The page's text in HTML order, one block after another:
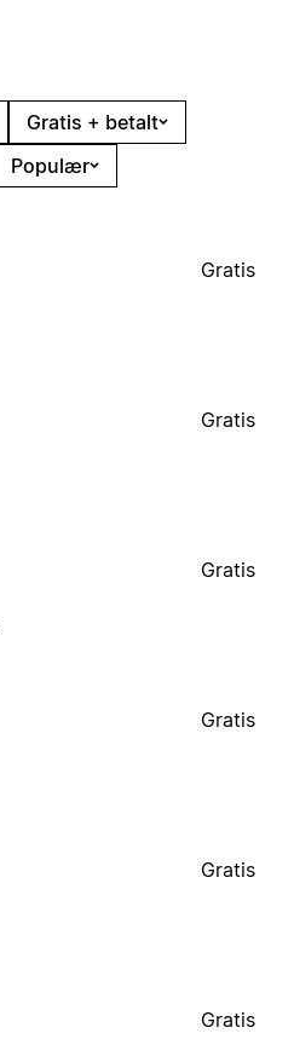
Gratis + betalt
Populær
Gratis
Gratis
Gratis
Gratis
Gratis
Gratis